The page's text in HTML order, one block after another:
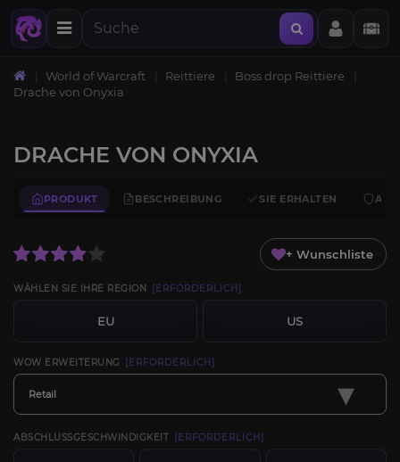
World of Warcraft Reittiere
Boss drop Reittiere
Drache von Onyxia
DRACHE VON ONYXIA
PRODUKT BESCHREIBUNG SIE ERHALTEN
+ Wunschliste
WÄHLEN SIE IHRE REGION [ERFORDERLICH]
EU US
WOW ERWEITERUNG [ERFORDERLICH]
Retail ▾
ABSCHLUSSGESCHWINDIGKEIT [ERFORDERLICH]